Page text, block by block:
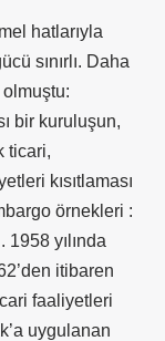
hatlarıyla
sınırlı. Daha
bir kuruluşun,
ticari,
kısıtlaması
örnekleri :
1958 yılında
itibaren
faaliyetleri
uygulanan